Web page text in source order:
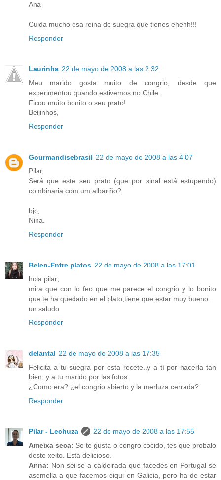
Ana
Cuida mucho esa reina de suegra que tienes ehehh!!!
Responder
Laurinha 22 de mayo de 2008 a las 2:32
Meu marido gosta muito de congrio, desde que
experimentou quando estivemos no Chile.
Ficou muito bonito o seu prato!
Beijinhos,
Responder
Gourmandisebrasil 22 de mayo de 2008 a las 4:07
Pilar,
Será que este seu prato (que por sinal está estupendo)
combinaria com um albariño?
bjo,
Nina.
Responder
Belen-Entre platos 22 de mayo de 2008 a las 17:01
hola pilar;
mira que con lo feo que me parece el congrio y lo bonito
que te ha quedado en el plato,tiene que estar muy bueno.
un saludo
Responder
delantal 22 de mayo de 2008 a las 17:35
Felicita a tu suegra por esta recete..y a tí por hacerla tan
bien, y a tu marido por las fotos.
¿Como era? ¿el congrio abierto y la merluza cerrada?
Responder
Pilar - Lechuza
22 de mayo de 2008 a las 17:55
Ameixa seca: Se te gusta o congro cocido, tes que probalo
deste xeito. Está delicioso.
Anna: Non sei se a caldeirada que facedes en Portugal se
asemella a que facemos eiqui en Galicia, pero ha de estar